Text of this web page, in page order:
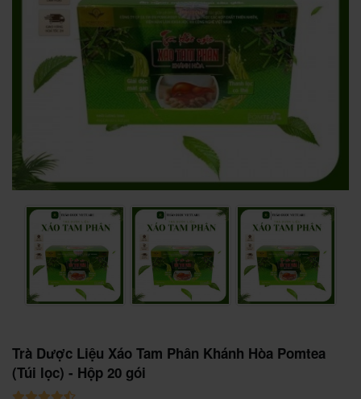
Trà Dược Liệu Xáo Tam Phân Khánh Hòa Pomtea
(Túi lọc) - Hộp 20 gói